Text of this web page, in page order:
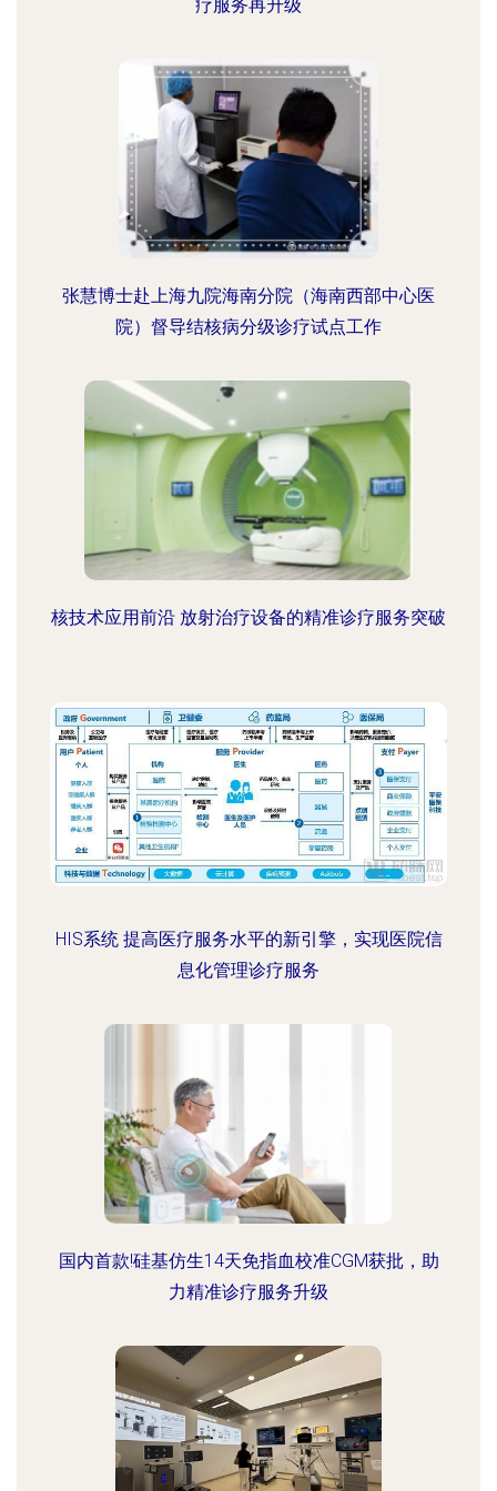
疗服务再升级
张慧博士赴上海九院海南分院（海南西部中心医
院）督导结核病分级诊疗试点工作
核技术应用前沿 放射治疗设备的精准诊疗服务突破
HIS系统 提高医疗服务水平的新引擎，实现医院信
息化管理诊疗服务
国内首款!硅基仿生14天免指血校准CGM获批，助
力精准诊疗服务升级